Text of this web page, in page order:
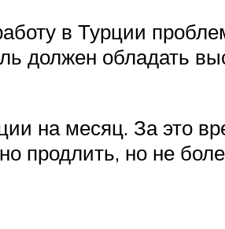
в Турции
должен обладать
на месяц. За это
продлить, но не